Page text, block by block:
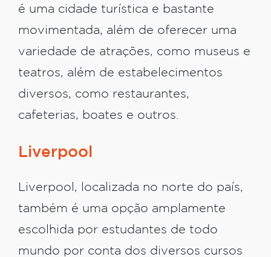
é uma cidade turística e bastante
movimentada, além de oferecer uma
variedade de atrações, como museus e
teatros, além de estabelecimentos
diversos, como restaurantes,
cafeterias, boates e outros.
Liverpool
Liverpool, localizada no norte do país,
também é uma opção amplamente
escolhida por estudantes de todo
mundo por conta dos diversos cursos